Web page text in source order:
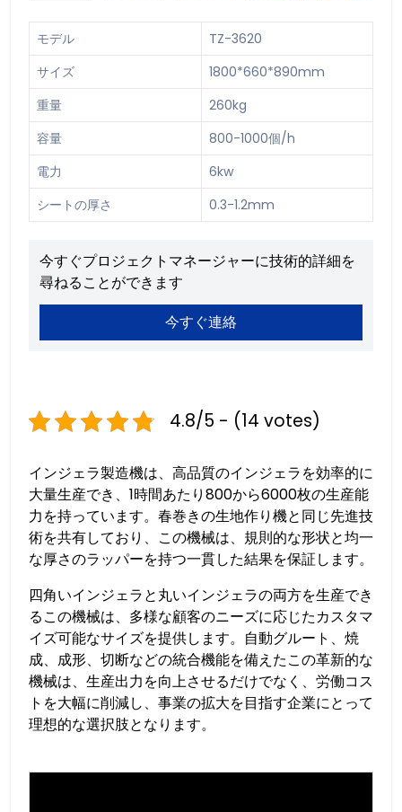
モデル
TZ-3620
サイズ
1800*660*890mm
重量
260kg
容量
800-1000個/h
電力
6kw
シートの厚さ
0.3-1.2mm
今すぐプロジェクトマネージャーに技術的詳細を
尋ねることができます
今すぐ連絡
4.8/5 - (14 votes)
インジェラ製造機は、高品質のインジェラを効率的に
大量生産でき、1時間あたり800から6000枚の生産能
力を持っています。春巻きの生地作り機と同じ先進技
術を共有しており、この機械は、規則的な形状と均一
な厚さのラッパーを持つ一貫した結果を保証します。
四角いインジェラと丸いインジェラの両方を生産でき
るこの機械は、多様な顧客のニーズに応じたカスタマ
イズ可能なサイズを提供します。自動グルート、焼
成、成形、切断などの統合機能を備えたこの革新的な
機械は、生産出力を向上させるだけでなく、労働コス
トを大幅に削減し、事業の拡大を目指す企業にとって
理想的な選択肢となります。